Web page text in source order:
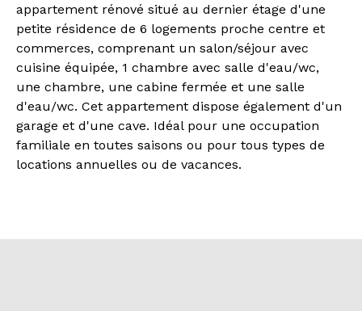
appartement rénové situé au dernier étage d'une
petite résidence de 6 logements proche centre et
commerces, comprenant un salon/séjour avec
cuisine équipée, 1 chambre avec salle d'eau/wc,
une chambre, une cabine fermée et une salle
d'eau/wc. Cet appartement dispose également d'un
garage et d'une cave. Idéal pour une occupation
familiale en toutes saisons ou pour tous types de
locations annuelles ou de vacances.